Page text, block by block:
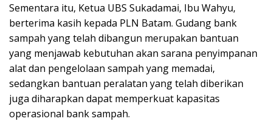
Sementara itu, Ketua UBS Sukadamai, Ibu Wahyu,
berterima kasih kepada PLN Batam. Gudang bank
sampah yang telah dibangun merupakan bantuan
yang menjawab kebutuhan akan sarana penyimpanan
alat dan pengelolaan sampah yang memadai,
sedangkan bantuan peralatan yang telah diberikan
juga diharapkan dapat memperkuat kapasitas
operasional bank sampah.